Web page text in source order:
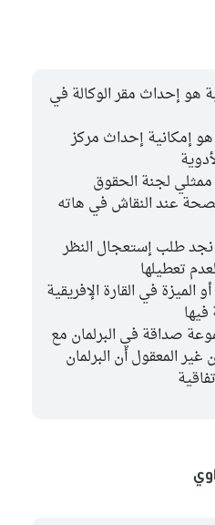
هو إحداث مقر الوكالة في
هو إمكانية إحداث مركز
لجنة الحقوق
عند النقاش في هاته
طلب إستعجال النظر
تعطيلها
الميزة في القارة الإفريقية
صداقة في البرلمان مع
غير المعقول أن البرلمان